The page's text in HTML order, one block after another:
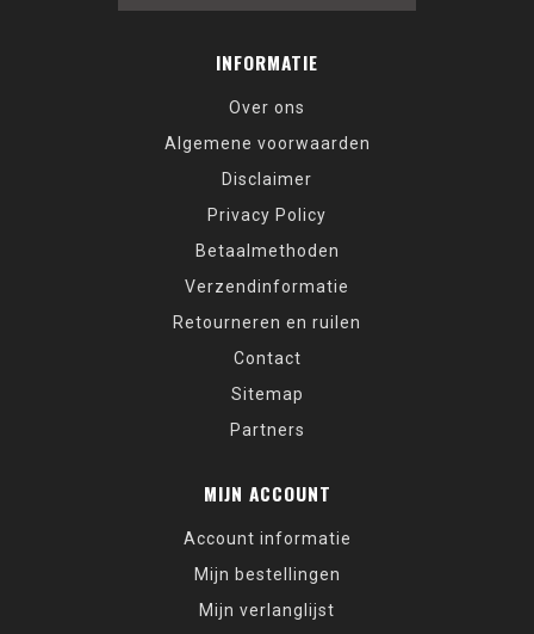
INFORMATIE
Over ons
Algemene voorwaarden
Disclaimer
Privacy Policy
Betaalmethoden
Verzendinformatie
Retourneren en ruilen
Contact
Sitemap
Partners
MIJN ACCOUNT
Account informatie
Mijn bestellingen
Mijn verlanglijst